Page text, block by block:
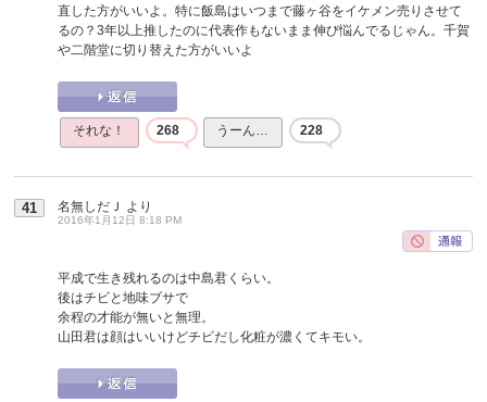
直した方がいいよ。特に飯島はいつまで藤ヶ谷をイケメン売りさせて
るの？3年以上推したのに代表作もないまま伸び悩んでるじゃん。千賀
や二階堂に切り替えた方がいいよ
それな！ 268 うーん… 228
41 名無しだＪ より
2016年1月12日 8:18 PM
平成で生き残れるのは中島君くらい。
後はチビと地味ブサで
余程の才能が無いと無理。
山田君は顔はいいけどチビだし化粧が濃くてキモい。